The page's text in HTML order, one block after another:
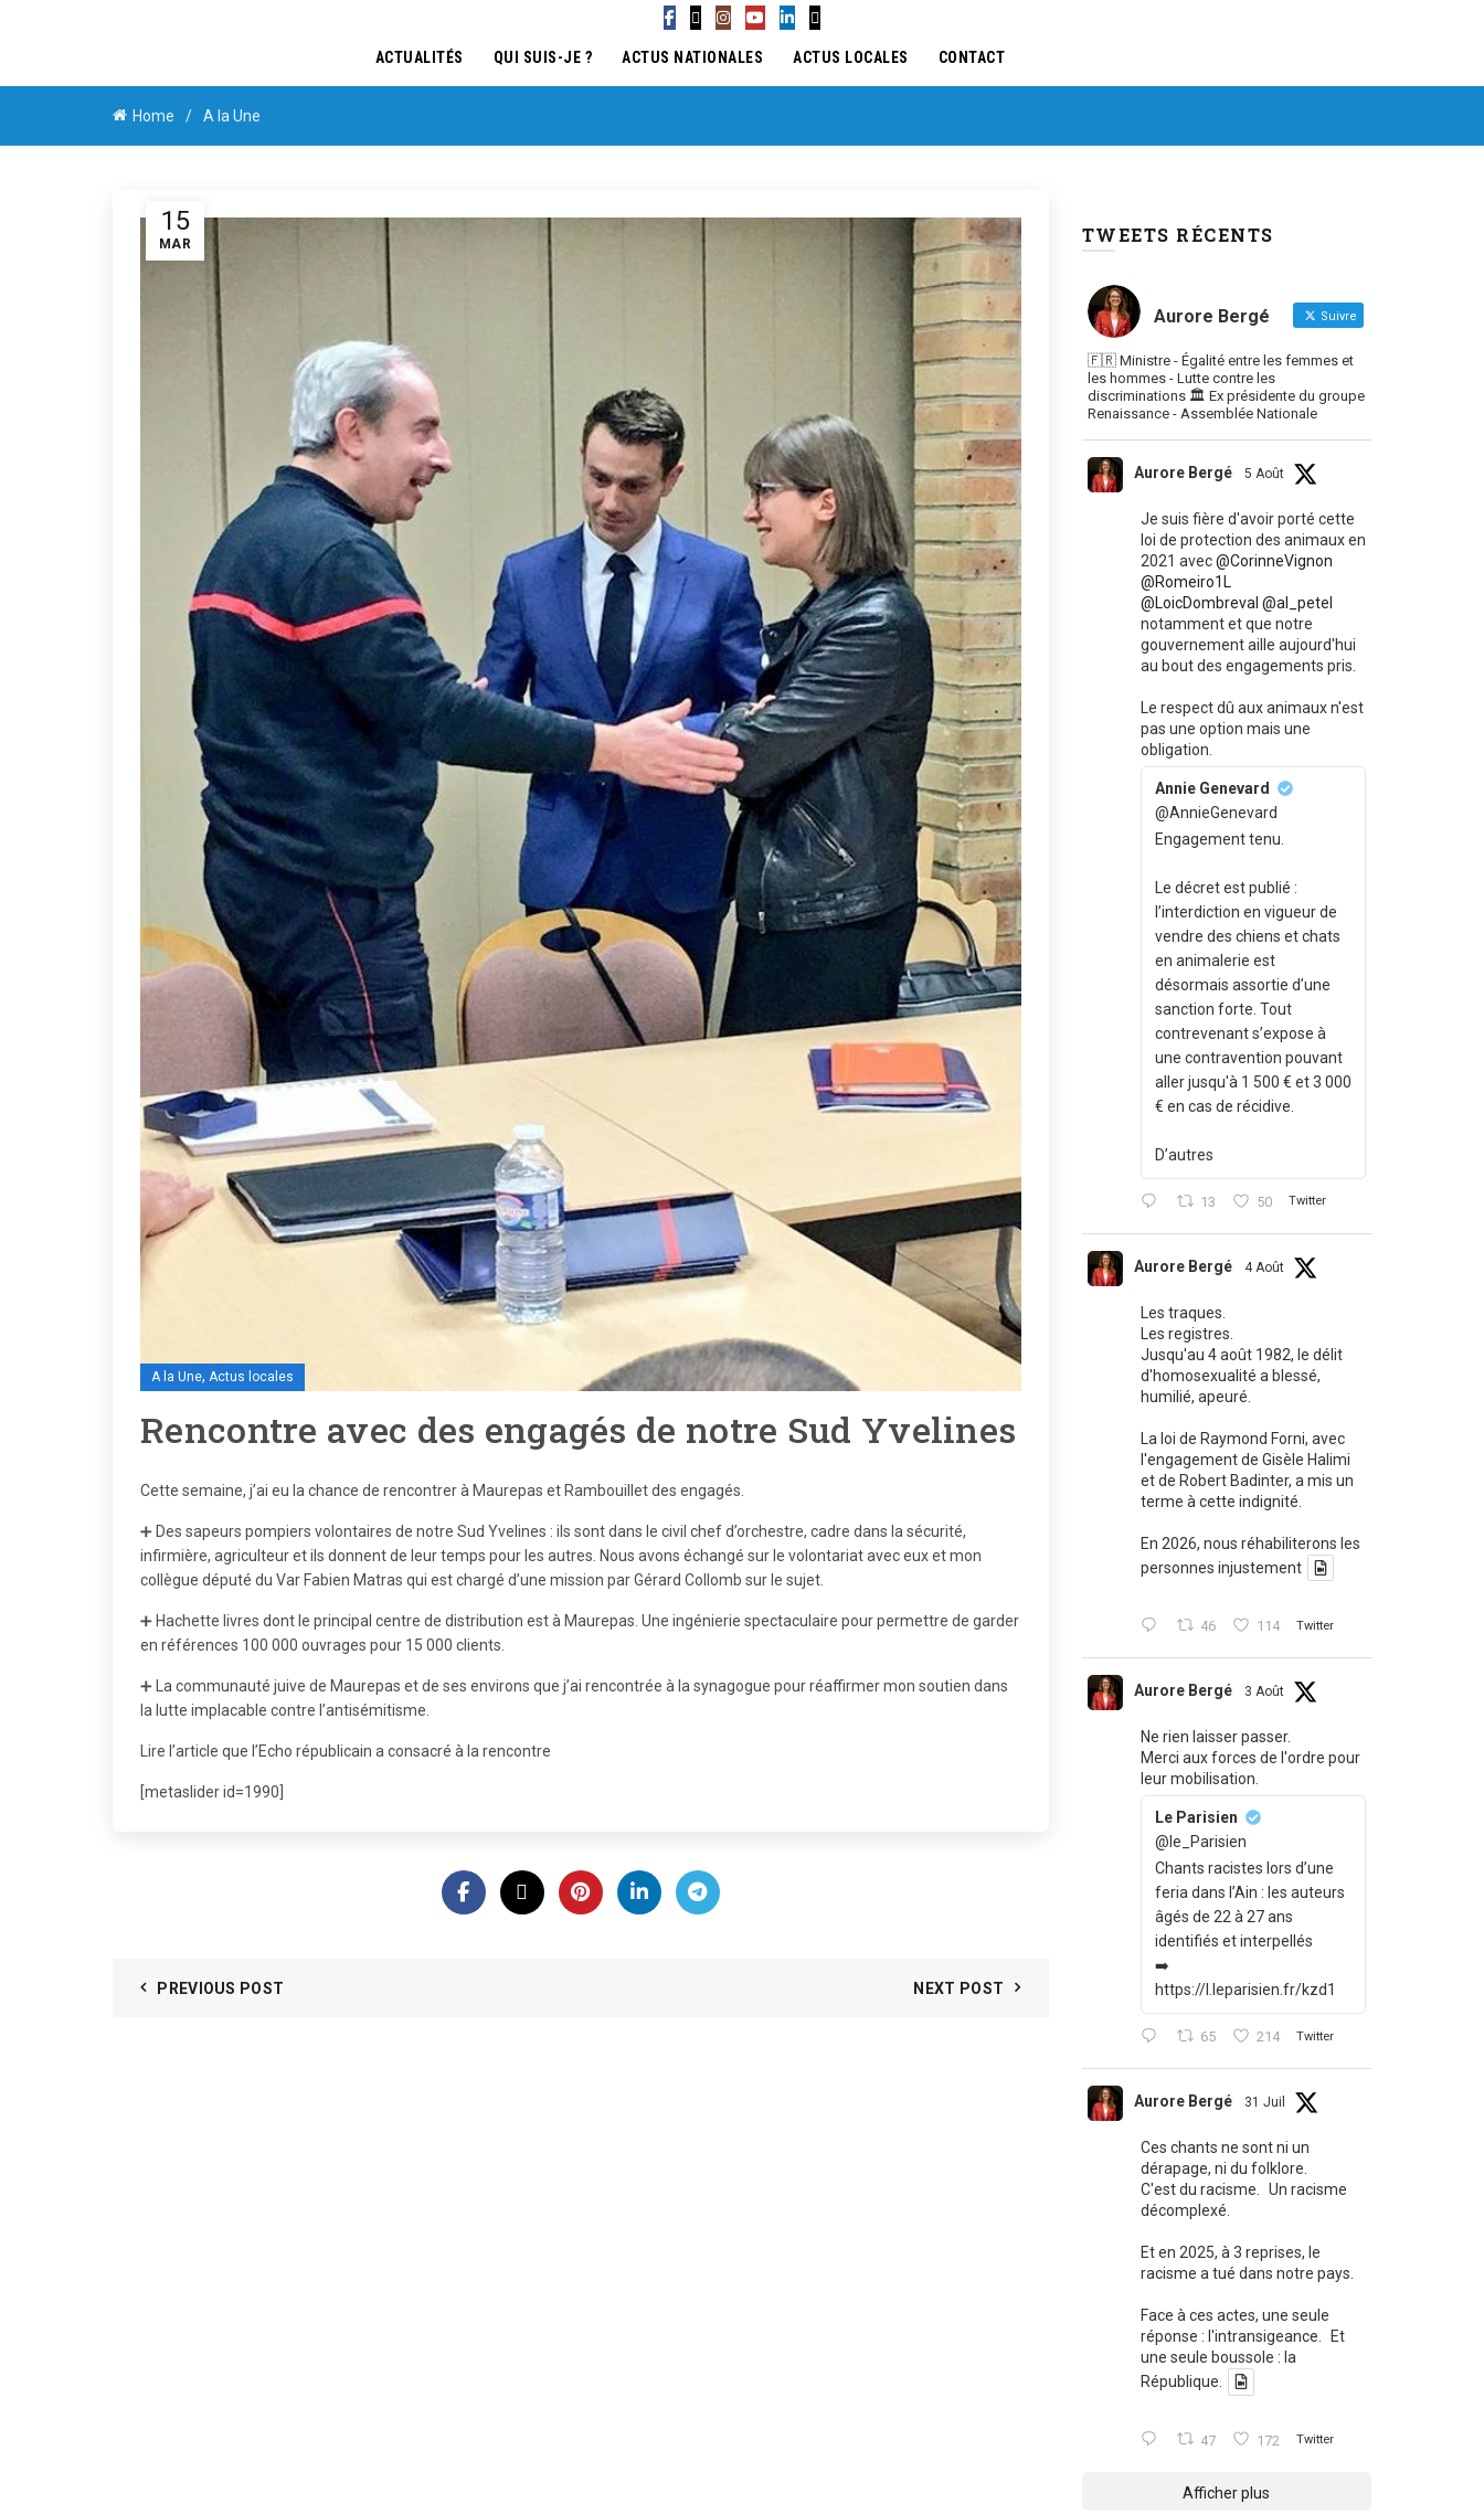
ACTUALITÉS QUI SUIS-JE ? ACTUS NATIONALES ACTUS LOCALES CONTACT
Home A la Une
15
MAR
A la Une, Actus locales
Rencontre avec des engagés de notre Sud Yvelines
Cette semaine, j’ai eu la chance de rencontrer à Maurepas et Rambouillet des engagés.
➕ Des sapeurs pompiers volontaires de notre Sud Yvelines : ils sont dans le civil chef d’orchestre, cadre dans la sécurité,
infirmière, agriculteur et ils donnent de leur temps pour les autres. Nous avons échangé sur le volontariat avec eux et mon
collègue député du Var Fabien Matras qui est chargé d’une mission par Gérard Collomb sur le sujet.
➕ Hachette livres dont le principal centre de distribution est à Maurepas. Une ingénierie spectaculaire pour permettre de garder
en références 100 000 ouvrages pour 15 000 clients.
➕ La communauté juive de Maurepas et de ses environs que j’ai rencontrée à la synagogue pour réaffirmer mon soutien dans
la lutte implacable contre l’antisémitisme.
Lire l’article que l’Echo républicain a consacré à la rencontre
[metaslider id=1990]
PREVIOUS POST NEXT POST
TWEETS RÉCENTS
Aurore Bergé Suivre
🇫🇷 Ministre - Égalité entre les femmes et
les hommes - Lutte contre les
discriminations 🏛 Ex présidente du groupe
Renaissance - Assemblée Nationale
Aurore Bergé 5 Août
Je suis fière d'avoir porté cette
loi de protection des animaux en
2021 avec@CorinneVignon
@Romeiro1L
@LoicDombreval @al_petel
notamment et que notre
gouvernement aille aujourd'hui
au bout des engagements pris.
Le respect dû aux animaux n'est
pas une option mais une
obligation.
Annie Genevard
@AnnieGenevard
Engagement tenu.
Le décret est publié :
l’interdiction en vigueur de
vendre des chiens et chats
en animalerie est
désormais assortie d’une
sanction forte. Tout
contrevenant s’expose à
une contravention pouvant
aller jusqu'à 1 500 € et 3 000
€ en cas de récidive.
D’autres
13 50 Twitter
Aurore Bergé 4 Août
Les traques.
Les registres.
Jusqu'au 4 août 1982, le délit
d'homosexualité a blessé,
humilié, apeuré.
La loi de Raymond Forni, avec
l'engagement de Gisèle Halimi
et de Robert Badinter, a mis un
terme à cette indignité.
En 2026, nous réhabiliterons les
personnes injustement
46 114 Twitter
Aurore Bergé 3 Août
Ne rien laisser passer.
Merci aux forces de l'ordre pour
leur mobilisation.
Le Parisien
@le_Parisien
Chants racistes lors d’une
feria dans l’Ain : les auteurs
âgés de 22 à 27 ans
identifiés et interpellés
➡️
https://l.leparisien.fr/kzd1
65 214 Twitter
Aurore Bergé 31 Juil
Ces chants ne sont ni un
dérapage, ni du folklore.
C'est du racisme. Un racisme
décomplexé.
Et en 2025, à 3 reprises, le
racisme a tué dans notre pays.
Face à ces actes, une seule
réponse : l'intransigeance. Et
une seule boussole : la
République.
47 172 Twitter
Afficher plus